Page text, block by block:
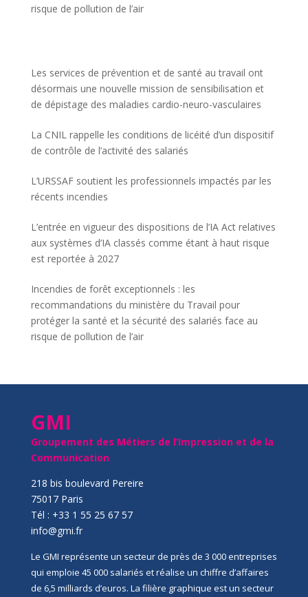
risque de pollution de l’air
Les services de prévention et de santé au travail ont
désormais une nouvelle mission de sensibilisation et
de dépistage des maladies cardio-neuro-vasculaires
La CNIL rappelle les conditions de licéité d’un dispositif
de contrôle de l’activité des salariés
L’URSSAF soutient les professionnels impactés par les
récents incendies
L’entrée en vigueur des dispositions de l’IA Act relatives
aux systèmes d’IA classés comme étant à haut risque
est reportée à 2027
Incendies de forêt exceptionnels : les
recommandations du ministère du Travail pour
protéger la santé et la sécurité des salariés face au
risque de pollution de l’air
GMI
Groupement des Métiers de l’Impression et de la
Communication
218 bis boulevard Pereire
75017 Paris
Tél : +33 1 55 25 67 57
info@gmi.fr
Le GMI représente un secteur de près de 3 000 entreprises
qui emploie 45 000 salariés et réalise un chiffre d’affaires
de 6,5 milliards d’euros. La filière graphique est un secteur